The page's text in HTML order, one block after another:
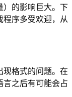
）的影响巨大。下
程序多受欢迎，从
现格式的问题。在
言之后有可能会占